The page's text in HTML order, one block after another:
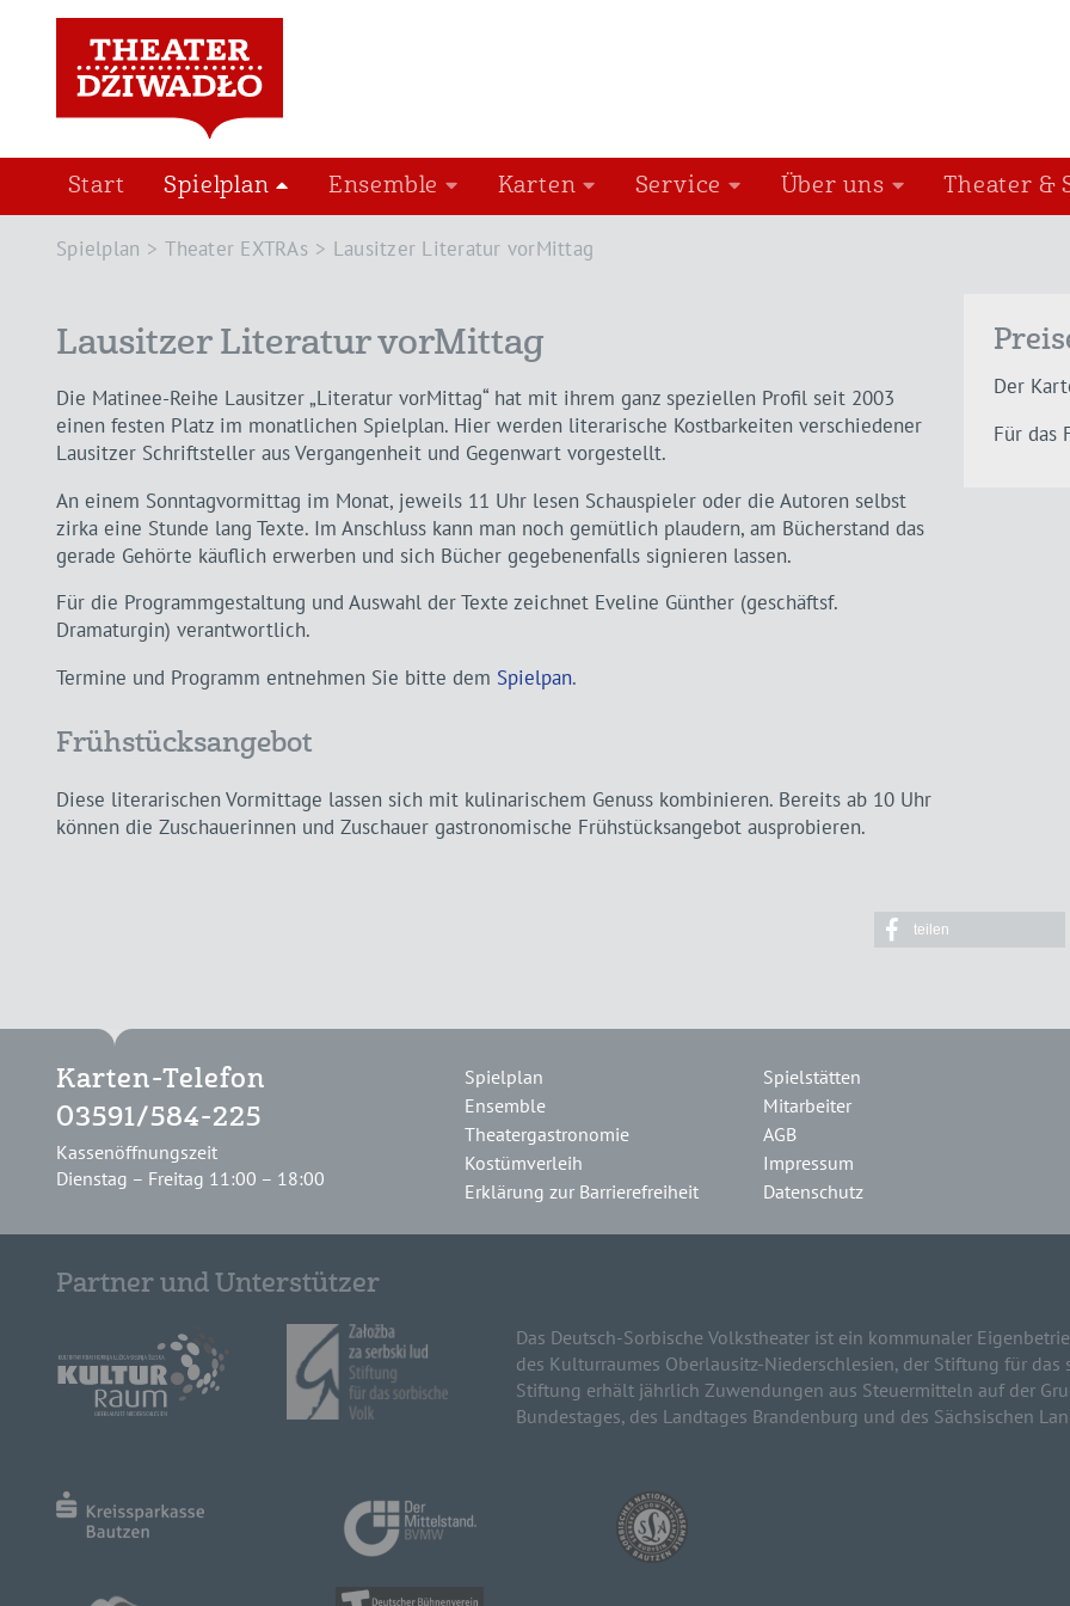
Start Spielplan Ensemble Karten Service Über uns Theater &
Spielplan Theater EXTRAs Lausitzer Literatur vorMittag
Lausitzer Literatur vorMittag
Die Matinee-Reihe Lausitzer „Literatur vorMittag“ hat mit ihrem ganz speziellen Profil seit 2003
einen festen Platz im monatlichen Spielplan. Hier werden literarische Kostbarkeiten verschiedener
Lausitzer Schriftsteller aus Vergangenheit und Gegenwart vorgestellt.
An einem Sonntagvormittag im Monat, jeweils 11 Uhr lesen Schauspieler oder die Autoren selbst
zirka eine Stunde lang Texte. Im Anschluss kann man noch gemütlich plaudern, am Bücherstand das
gerade Gehörte käuflich erwerben und sich Bücher gegebenenfalls signieren lassen.
Für die Programmgestaltung und Auswahl der Texte zeichnet Eveline Günther (geschäftsf.
Dramaturgin) verantwortlich.
Termine und Programm entnehmen Sie bitte dem Spielpan.
Frühstücksangebot
Diese literarischen Vormittage lassen sich mit kulinarischem Genuss kombinieren. Bereits ab 10 Uhr
können die Zuschauerinnen und Zuschauer gastronomische Frühstücksangebot ausprobieren.
Der
Für das
teilen
Karten-Telefon
03591/584-225
Kassenöffnungszeit
Dienstag – Freitag 11:00 – 18:00
Spielplan
Ensemble
Theatergastronomie
Kostümverleih
Erklärung zur Barrierefreiheit
Spielstätten
Mitarbeiter
AGB
Impressum
Datenschutz
Partner und Unterstützer
Das Deutsch-Sorbische Volkstheater ist ein kommunaler
des Kulturraumes Oberlausitz-Niederschlesien, der Stiftung für
Stiftung erhält jährlich Zuwendungen aus Steuermitteln auf der
Bundestages, des Landtages Brandenburg und des Sächsischen